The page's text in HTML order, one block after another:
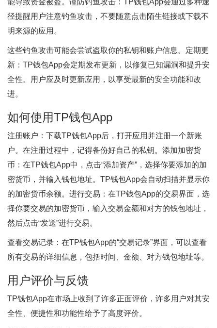
能导致资金被盗。谨防钓鱼攻击：TP钱包App会通过多种途
径提醒用户注意钓鱼攻击，不要随意点击陌生链接或下载不
明来源的应用。
这些钓鱼攻击可能会尝试盗取你的私钥和账户信息。定期更
新：TP钱包App会定期发布更新，以修复已知漏洞和提升安
全性。用户应及时更新应用，以享受最新的安全功能和改
进。
如何使用TP钱包App
注册账户：下载TP钱包App后，打开应用并注册一个新账
户。在注册过程中，记得备份好自己的私钥。添加加密货
币：在TP钱包App中，点击“添加资产”，选择你要添加的加
密货币，并输入钱包地址。TP钱包App会自动扫描并显示你
的加密货币余额。进行交易：在TP钱包App的交易界面，选
择你要交易的加密货币，输入交易金额和对方的钱包地址，
然后点击“发送”进行交易。
查看交易记录：在TP钱包App的“交易记录”界面，可以查看
所有交易的详细信息，包括时间、金额、对方钱包地址等。
用户评价与反馈
TP钱包App在市场上收到了许多正面评价，许多用户对其安
全性、便捷性和功能性给予了高度评价。